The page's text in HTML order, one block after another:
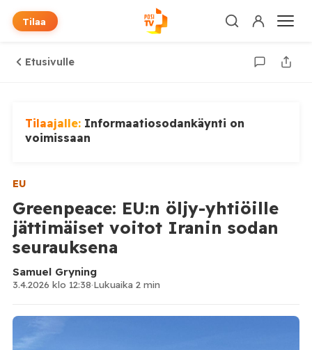
Tilaa
Etusivulle
Tilaajalle: Informaatiosodankäynti on
voimissaan
EU
Greenpeace: EU:n öljy-yhtiöille
jättimäiset voitot Iranin sodan
seurauksena
Samuel Gryning
3.4.2026 klo 12:38·Lukuaika 2 min